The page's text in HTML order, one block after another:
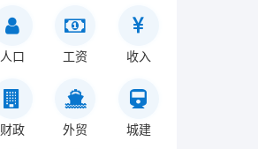
人口 工资 收入
财政 外贸 城建